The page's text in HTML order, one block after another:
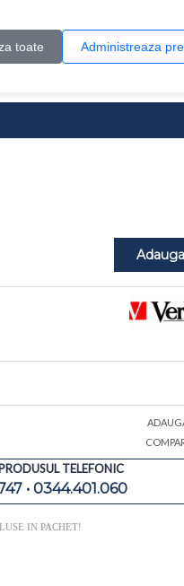
toate
0
TELEFONIC
• 0344.401.060
IN PACHET!